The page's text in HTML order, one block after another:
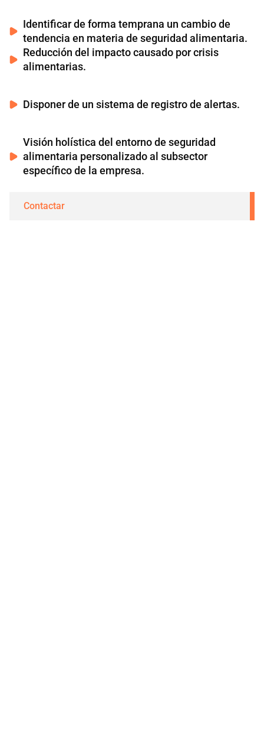
Identificar de forma temprana un cambio de
tendencia en materia de seguridad alimentaria.
Reducción del impacto causado por crisis
alimentarias.
Disponer de un sistema de registro de alertas.
Visión holística del entorno de seguridad
alimentaria personalizado al subsector
específico de la empresa.
Contactar